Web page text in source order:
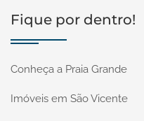
Fique por dentro!
Conheça a Praia Grande
Imóveis em São Vicente